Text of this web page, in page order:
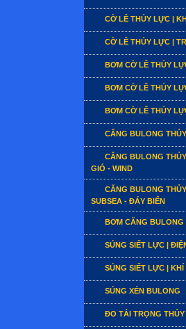
CỜ LÊ THỦY LỰC |
CỜ LÊ THỦY LỰC |
BƠM CỜ LÊ THỦY
BƠM CỜ LÊ THỦY
BƠM CỜ LÊ THỦY
CĂNG BULONG
CĂNG BULONG
GIÓ - WIND
CĂNG BULONG
SUBSEA - ĐÁY BIỂN
BƠM CĂNG BULONG
SÚNG SIẾT LỰC |
SÚNG SIẾT LỰC | KHÍ
SÚNG XÉN BULONG
ĐO TẢI TRỌNG